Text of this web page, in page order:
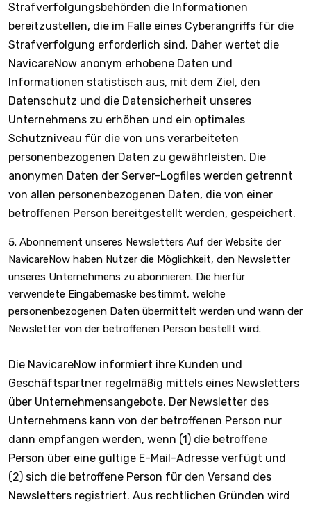
Strafverfolgungsbehörden die Informationen
bereitzustellen, die im Falle eines Cyberangriffs für die
Strafverfolgung erforderlich sind. Daher wertet die
NavicareNow anonym erhobene Daten und
Informationen statistisch aus, mit dem Ziel, den
Datenschutz und die Datensicherheit unseres
Unternehmens zu erhöhen und ein optimales
Schutzniveau für die von uns verarbeiteten
personenbezogenen Daten zu gewährleisten. Die
anonymen Daten der Server-Logfiles werden getrennt
von allen personenbezogenen Daten, die von einer
betroffenen Person bereitgestellt werden, gespeichert.
Abonnement unseres Newsletters Auf der Website der
NavicareNow haben Nutzer die Möglichkeit, den Newsletter
unseres Unternehmens zu abonnieren. Die hierfür
verwendete Eingabemaske bestimmt, welche
personenbezogenen Daten übermittelt werden und wann der
Newsletter von der betroffenen Person bestellt wird.
Die NavicareNow informiert ihre Kunden und
Geschäftspartner regelmäßig mittels eines Newsletters
über Unternehmensangebote. Der Newsletter des
Unternehmens kann von der betroffenen Person nur
dann empfangen werden, wenn (1) die betroffene
Person über eine gültige E-Mail-Adresse verfügt und
(2) sich die betroffene Person für den Versand des
Newsletters registriert. Aus rechtlichen Gründen wird